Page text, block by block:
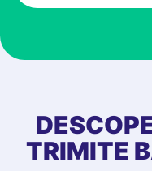
TRIMITE